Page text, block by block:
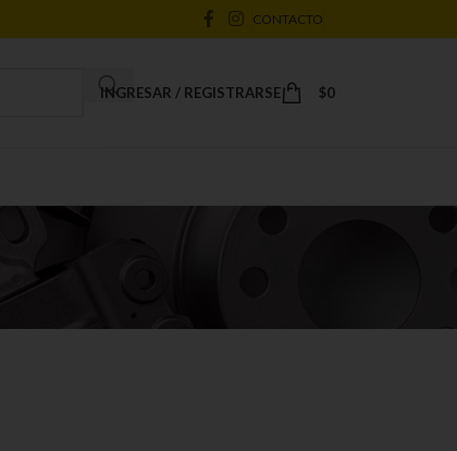
CONTACTO
INGRESAR / REGISTRARSE $0